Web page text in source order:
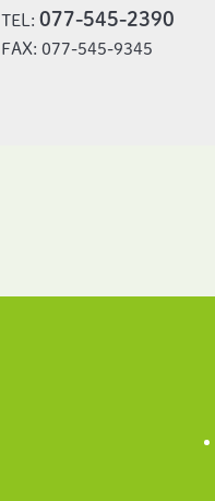
TEL:077-545-2390
FAX: 077-545-9345